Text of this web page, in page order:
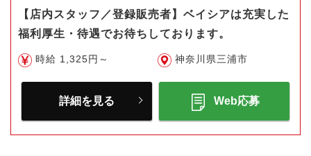
【店内スタッフ／登録販売者】ベイシアは充実した
福利厚生・待遇でお待ちしております。
時給 1,325円～ 神奈川県三浦市
詳細を見る Web応募